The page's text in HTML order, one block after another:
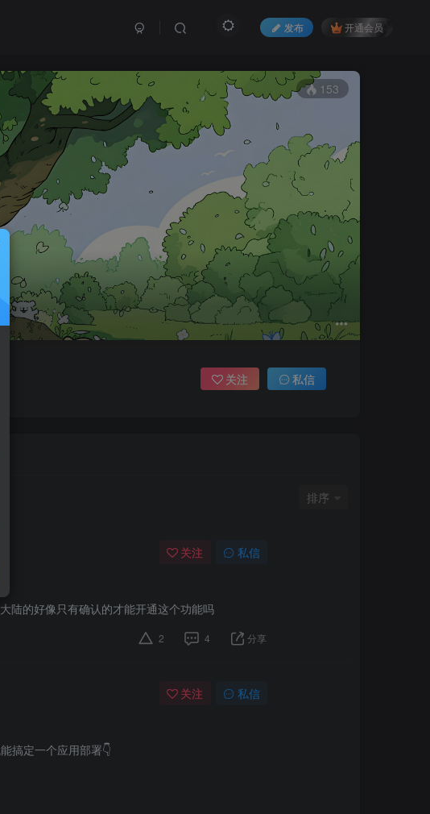
发布 开通会员
153
关注 私信
排序
关注 私信
陆的好像只有确认的才能开通这个功能吗
2 4 分享
关注 私信
搞定一个应用部署👇